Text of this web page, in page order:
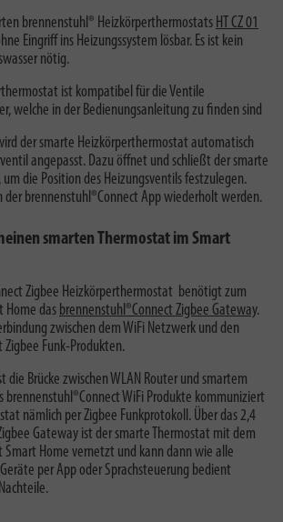
brennenstuhl® Heizkörperthermostats HT CZ 01
Eingriff ins Heizungssystem lösbar. Es ist kein
nötig.
ist kompatibel für die Ventile
welche in der Bedienungsanleitung zu finden sind
der smarte Heizkörperthermostat automatisch
angepasst. Dazu öffnet und schließt der smarte
die Position des Heizungsventils festzulegen.
der brennenstuhl®Connect App wiederholt werden.
smarten Thermostat im Smart
Zigbee Heizkörperthermostat benötigt zum
Home das brennenstuhl®Connect Zigbee Gateway.
zwischen dem WiFi Netzwerk und den
Funk-Produkten.
die Brücke zwischen WLAN Router und smartem
brennenstuhl®Connect WiFi Produkte kommuniziert
nämlich per Zigbee Funkprotokoll. Über das 2,4
Gateway ist der smarte Thermostat mit dem
Smart Home vernetzt und kann dann wie alle
per App oder Sprachsteuerung bedient